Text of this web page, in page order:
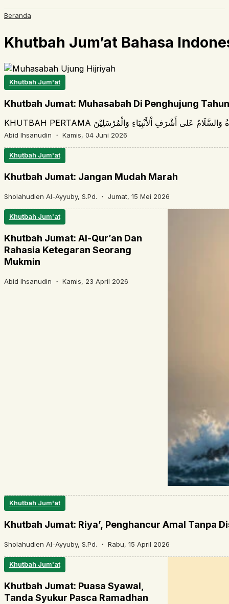
Beranda
Khutbah Jum’at Bahasa
Khutbah Jum'at
Khutbah Jumat: Muhasabah Di Penghujung
Abid Ihsanudin ・ Kamis, 04 Juni 2026
Khutbah Jum'at
Khutbah Jumat: Jangan Mudah Marah
Sholahudien Al-Ayyuby, S.Pd. ・ Jumat, 15 Mei 2026
Khutbah Jum'at
Khutbah Jumat: Al-Qur’an Dan
Rahasia Ketegaran Seorang
Mukmin
Abid Ihsanudin ・ Kamis, 23 April 2026
Khutbah Jum'at
Khutbah Jumat: Riya’, Penghancur Amal Tanpa
Sholahudien Al-Ayyuby, S.Pd. ・ Rabu, 15 April 2026
Khutbah Jum'at
Khutbah Jumat: Puasa Syawal,
Tanda Syukur Pasca Ramadhan